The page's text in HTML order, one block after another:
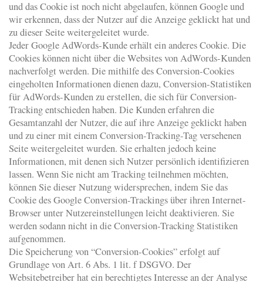
und das Cookie ist noch nicht abgelaufen, können Google und
wir erkennen, dass der Nutzer auf die Anzeige geklickt hat und
zu dieser Seite weitergeleitet wurde.
Jeder Google AdWords-Kunde erhält ein anderes Cookie. Die
Cookies können nicht über die Websites von AdWords-Kunden
nachverfolgt werden. Die mithilfe des Conversion-Cookies
eingeholten Informationen dienen dazu, Conversion-Statistiken
für AdWords-Kunden zu erstellen, die sich für Conversion-
Tracking entschieden haben. Die Kunden erfahren die
Gesamtanzahl der Nutzer, die auf ihre Anzeige geklickt haben
und zu einer mit einem Conversion-Tracking-Tag versehenen
Seite weitergeleitet wurden. Sie erhalten jedoch keine
Informationen, mit denen sich Nutzer persönlich identifizieren
lassen. Wenn Sie nicht am Tracking teilnehmen möchten,
können Sie dieser Nutzung widersprechen, indem Sie das
Cookie des Google Conversion-Trackings über ihren Internet-
Browser unter Nutzereinstellungen leicht deaktivieren. Sie
werden sodann nicht in die Conversion-Tracking Statistiken
aufgenommen.
Die Speicherung von “Conversion-Cookies” erfolgt auf
Grundlage von Art. 6 Abs. 1 lit. f DSGVO. Der
Websitebetreiber hat ein berechtigtes Interesse an der Analyse